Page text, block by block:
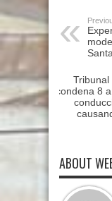
Tribunal
condena 8
ABOUT